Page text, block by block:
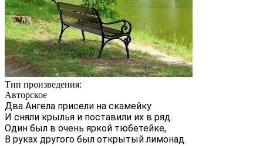
Тип произведения:
Авторское
Два Ангела присели на скамейку
И сняли крылья и поставили их в ряд.
Один был в очень яркой тюбетейке,
В руках другого был открытый лимонад.